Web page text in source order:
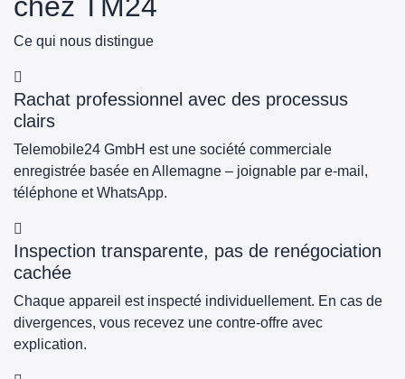
Ce qui nous distingue
Rachat professionnel avec des processus
clairs
Telemobile24 GmbH est une société commerciale
enregistrée basée en Allemagne – joignable par e-mail,
téléphone et WhatsApp.
Inspection transparente, pas de renégociation
cachée
Chaque appareil est inspecté individuellement. En cas de
divergences, vous recevez une contre-offre avec
explication.